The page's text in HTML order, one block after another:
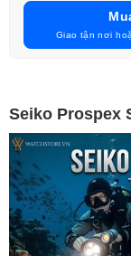
Giao tận nơi
Seiko Prospex